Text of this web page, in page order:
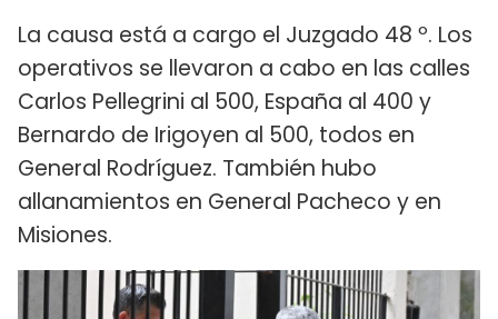
La causa está a cargo el Juzgado 48 º. Los
operativos se llevaron a cabo en las calles
Carlos Pellegrini al 500, España al 400 y
Bernardo de Irigoyen al 500, todos en
General Rodríguez. También hubo
allanamientos en General Pacheco y en
Misiones.